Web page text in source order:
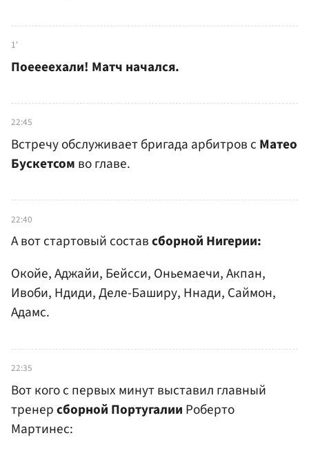
1'
Поеееехали! Матч начался.
22:45
Встречу обслуживает бригада арбитров с Матео
Бускетсом во главе.
22:40
А вот стартовый составсборной Нигерии:
Окойе, Аджайи, Бейсси, Оньемаечи, Акпан,
Ивоби, Ндиди, Деле-Баширу, Ннади, Саймон,
Адамс.
22:35
Вот кого с первых минут выставил главный
тренерсборной Португалии Роберто
Мартинес: